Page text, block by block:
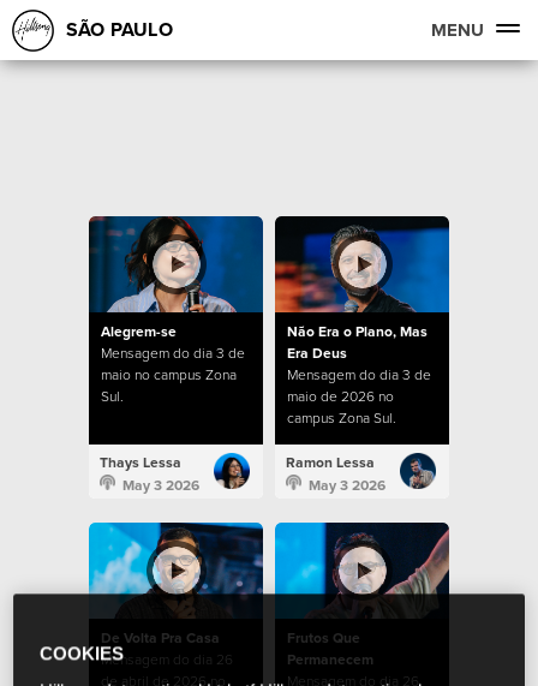
SÃO PAULO MENU
Alegrem-se
Mensagem do dia 3 de
maio no campus Zona
Sul.
Thays Lessa
May 3 2026
Não Era o Plano, Mas
Era Deus
Mensagem do dia 3 de
maio de 2026 no
campus Zona Sul.
Ramon Lessa
May 3 2026
De Volta Pra Casa
Mensagem do dia 26
de abril de 2026 no
Frutos Que
Permanecem
Mensagem do dia 26
COOKIES